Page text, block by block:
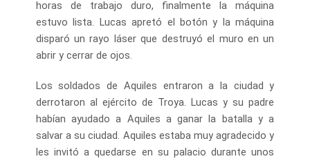
horas de trabajo duro, finalmente la máquina
estuvo lista. Lucas apretó el botón y la máquina
disparó un rayo láser que destruyó el muro en un
abrir y cerrar de ojos.
Los soldados de Aquiles entraron a la ciudad y
derrotaron al ejército de Troya. Lucas y su padre
habían ayudado a Aquiles a ganar la batalla y a
salvar a su ciudad. Aquiles estaba muy agradecido y
les invitó a quedarse en su palacio durante unos